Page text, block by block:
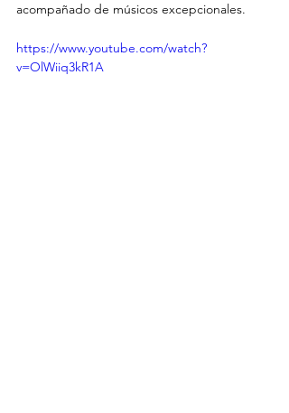
acompañado de músicos excepcionales.
https://www.youtube.com/watch?
v=OlWiiq3kR1A